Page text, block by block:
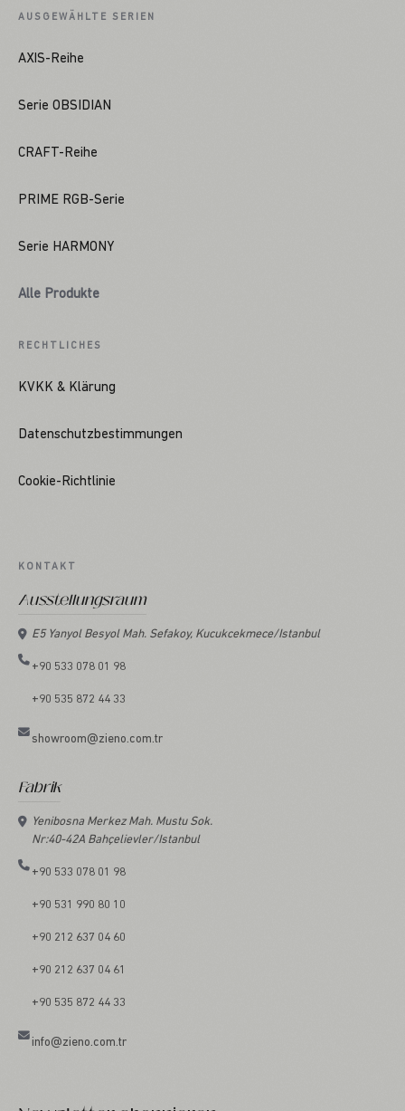
AUSGEWÄHLTE SERIEN
AXIS-Reihe
Serie OBSIDIAN
CRAFT-Reihe
PRIME RGB-Serie
Serie HARMONY
Alle Produkte
RECHTLICHES
KVKK & Klärung
Datenschutzbestimmungen
Cookie-Richtlinie
KONTAKT
Ausstellungsraum
E5 Yanyol Besyol Mah. Sefakoy, Kucukcekmece/Istanbul
+90 533 078 01 98
+90 535 872 44 33
showroom@zieno.com.tr
Fabrik
Yenibosna Merkez Mah. Mustu Sok.
Nr:40-42A Bahçelievler/Istanbul
+90 533 078 01 98
+90 531 990 80 10
+90 212 637 04 60
+90 212 637 04 61
+90 535 872 44 33
info@zieno.com.tr